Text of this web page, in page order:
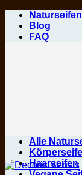
Zum
Inhalt
springen
Blog
FAQ
Alle
Haarseifen